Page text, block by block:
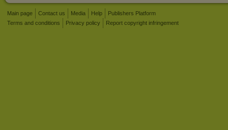
Main page Contact us Media Help
Publishers Platform
Terms and conditions
Privacy policy Report copyright infringement